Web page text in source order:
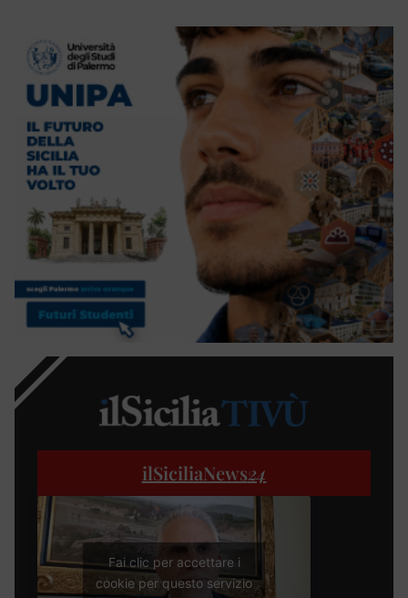
ilSiciliaNews24
Fai clic per accettare i
cookie per questo servizio